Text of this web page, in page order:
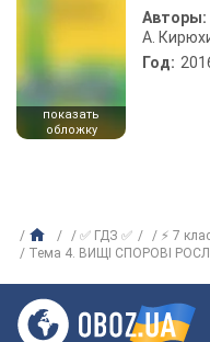
показать
обложку
Авторы:
А.
Год:
✅ ГДЗ ✅ ⚡ 7
Тема 4. ВИЩІ СПОРОВІ